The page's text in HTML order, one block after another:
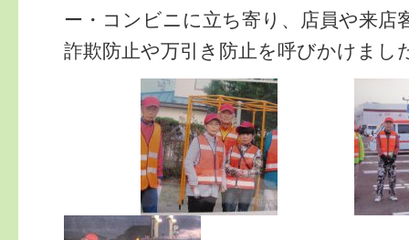
ー・コンビニに立ち寄り、店員や来店
詐欺防止や万引き防止を呼びかけまし